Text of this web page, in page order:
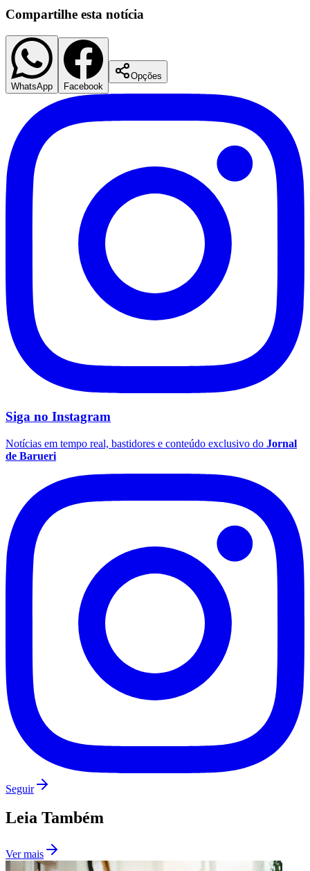
Compartilhe esta notícia
WhatsApp Facebook
Opções
Siga no Instagram
Notícias em tempo real, bastidores e conteúdo exclusivo do Jornal
de Barueri
Seguir
Leia Também
Ver mais